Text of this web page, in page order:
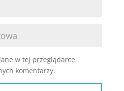
w tej przeglądarce
komentarzy.